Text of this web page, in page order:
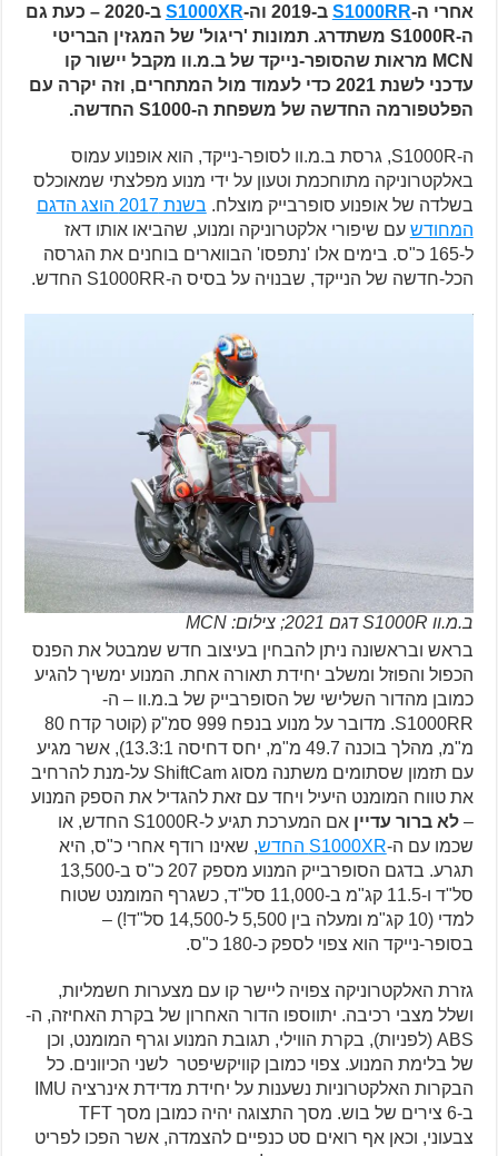
אחרי ה-S1000RR ב-2019 וה- S1000XR
ב-2020 – כעת גם
ה-S1000R משתדרג. תמונות 'ריגול' של המגזין הבריטי
MCN מראות שהסופר-נייקד של ב.מ.וו מקבל יישור קו
עדכני לשנת 2021 כדי לעמוד מול המתחרים, וזה יקרה עם
הפלטפורמה החדשה של משפחת ה-S1000 החדשה.
ה-S1000R, גרסת ב.מ.וו לסופר-נייקד, הוא אופנוע עמוס
באלקטרוניקה מתוחכמת וטעון על ידי מנוע מפלצתי שמאוכלס
בשלדה של אופנוע סופרבייק מוצלח.
בשנת 2017 הוצג הדגם
המחודש עם שיפורי אלקטרוניקה ומנוע, שהביאו אותו דאז
ל-165 כ"ס. בימים אלו 'נתפסו' הבווארים בוחנים את הגרסה
הכל-חדשה של הנייקד, שבנויה על בסיס ה-S1000RR החדש.
ב.מ.וו S1000R דגם 2021; צילום: MCN
בראש ובראשונה ניתן להבחין בעיצוב חדש שמבטל את הפנס
הכפול והפוזל ומשלב יחידת תאורה אחת. המנוע ימשיך להגיע
כמובן מהדור השלישי של הסופרבייק של ב.מ.וו – ה-
S1000RR. מדובר על מנוע בנפח 999 סמ"ק (קוטר קדח 80
מ"מ, מהלך בוכנה 49.7 מ"מ, יחס דחיסה 13.3:1), אשר מגיע
עם תזמון שסתומים משתנה מסוג ShiftCam על-מנת להרחיב
את טווח המומנט היעיל ויחד עם זאת להגדיל את הספק המנוע
–לא ברור עדיין
אם המערכת תגיע ל-S1000R החדש, או
שכמו עם ה-S1000XR החדש
, שאינו רודף אחרי כ"ס, היא
תגרע. בדגם הסופרבייק המנוע מספק 207 כ"ס ב-13,500
סל"ד ו-11.5 קג"מ ב-11,000 סל"ד, כשגרף המומנט שטוח
למדי (10 קג"מ ומעלה בין 5,500 ל-14,500 סל"ד!) –
בסופר-נייקד הוא צפוי לספק כ-180 כ"ס.
גזרת האלקטרוניקה צפויה ליישר קו עם מצערות חשמליות,
ושלל מצבי רכיבה. יתווספו הדור האחרון של בקרת האחיזה, ה-
ABS (לפניות), בקרת הווילי, תגובת המנוע וגרף המומנט, וכן
של בלימת המנוע. צפוי כמובן קוויקשיפטר לשני הכיוונים. כל
הבקרות האלקטרוניות נשענות על יחידת מדידת אינרציה IMU
ב-6 צירים של בוש. מסך התצוגה יהיה כמובן מסך TFT
צבעוני, וכאן אף רואים סט כנפיים להצמדה, אשר הפכו לפריט